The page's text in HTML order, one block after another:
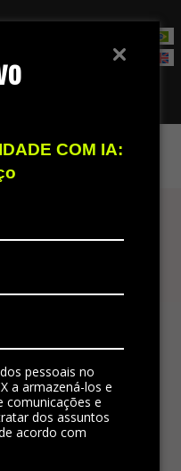
COM IA:
pessoais no
a armazená-los e
comunicações e
dos assuntos
acordo com
de vendas
ideal para integrar
padronizando a
no